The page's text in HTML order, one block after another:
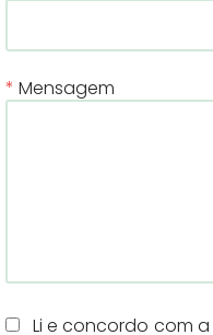
Mensagem
Li e concordo com a